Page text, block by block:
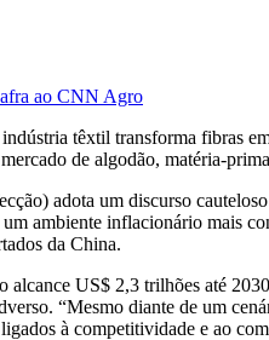
ao CNN Agro
têxtil transforma fibras
de algodão, matéria-
adota um discurso
ambiente inflacionário mais
da China.
US$ 2,3 trilhões até
“Mesmo diante de um
à competitividade e ao